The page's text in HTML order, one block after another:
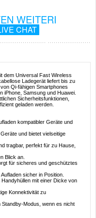
WEITERI
CHAT
dem Universal Fast Wireless
Ladegerät liefert bis zu
Qi-fähigen Smartphones
iPhone, Samsung und Huawei.
Sicherheitsfunktionen,
geladen werden.
kompatibler Geräte und
und bietet vielseitige
tragbar, perfekt für zu Hause,
Blick an.
für sicheres und geschütztes
sicher in Position.
mit einer Dicke von
Konnektivität zu
Standby-Modus, wenn es nicht